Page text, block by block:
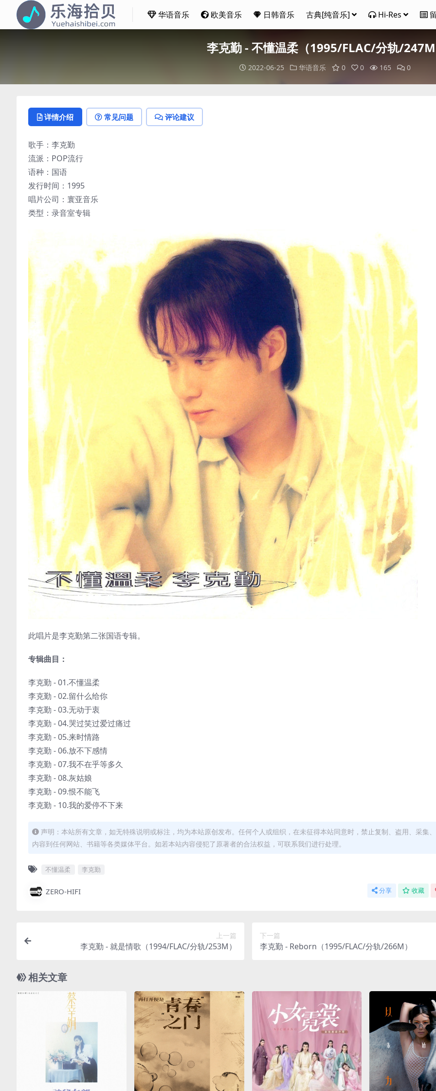
华语音乐 欧美音乐 日韩音乐 古典[纯音乐] Hi-Res
李克勤 - 不懂温柔（1995/FLAC/分轨/
2022-06-25 华语音乐 0 0 165 0
详情介绍 常见问题 评论建议
歌手：李克勤
流派：POP流行
语种：国语
发行时间：1995
唱片公司：寰亚音乐
类型：录音室专辑
此唱片是李克勤第二张国语专辑。
专辑曲目：
李克勤 - 01.不懂温柔
李克勤 - 02.留什么给你
李克勤 - 03.无动于衷
李克勤 - 04.哭过笑过爱过痛过
李克勤 - 05.来时情路
李克勤 - 06.放不下感情
李克勤 - 07.我不在乎等多久
李克勤 - 08.灰姑娘
李克勤 - 09.恨不能飞
李克勤 - 10.我的爱停不下来
声明：本站所有文章，如无特殊说明或标注，均为本站原创发布。任何个人或组织，在未征得本站同意时，禁止复制、盗用、采集
内容到任何网站、书籍等各类媒体平台。如若本站内容侵犯了原著者的合法权益，可联系我们进行处理。
不懂温柔 李克勤
ZERO-HIFI 分享 收藏
上一篇
李克勤 - 就是情歌（1994/FLAC/分轨/253M）
下一篇
李克勤 - Reborn（1995/FLAC/分轨/266M）
相关文章